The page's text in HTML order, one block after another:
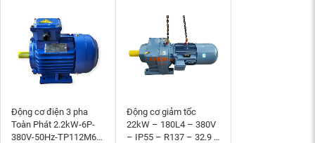
Động cơ điện 3 pha
Toàn Phát 2.2kW-6P-
380V-50Hz-TP112M6-
Động cơ giảm tốc
22kW – 180L4 – 380V
– IP55 – R137 – 32.9 –